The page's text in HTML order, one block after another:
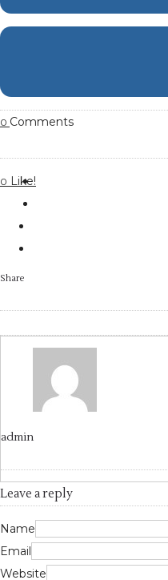
0 Comments
0 Like!
Share
admin
Leave a reply
Name
Email
Website